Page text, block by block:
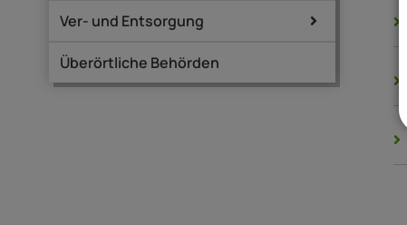
Ver- und Entsorgung
Überörtliche Behörden